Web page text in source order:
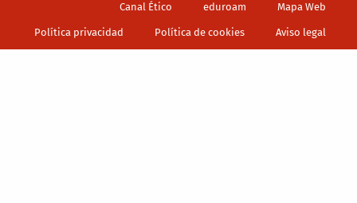
Canal Ético eduroam Mapa Web
Política privacidad Política de cookies Aviso legal